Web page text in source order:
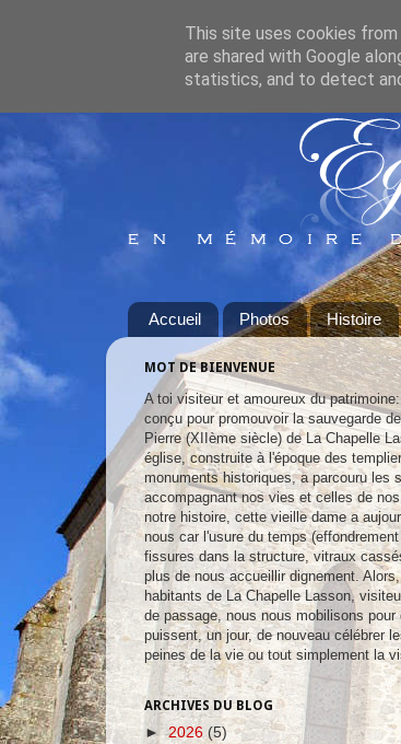
Accueil Photos Histoire
MOT DE BIENVENUE
A toi visiteur et amoureux du
conçu pour promouvoir la sauvegarde
Pierre (XIIème siècle) de La Chapelle
église, construite à l'époque des
monuments historiques, a parcouru les
accompagnant nos vies et celles de
notre histoire, cette vieille dame a
nous car l'usure du temps
fissures dans la structure, vitraux
plus de nous accueillir dignement.
habitants de La Chapelle Lasson,
de passage, nous nous mobilisons pour
puissent, un jour, de nouveau célébrer
peines de la vie ou tout simplement la
ARCHIVES DU BLOG
►2026 (5)
This site uses cookies
are shared with Google
statistics, and to detect